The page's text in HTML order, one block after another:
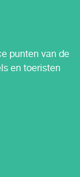
punten van de
en toeristen